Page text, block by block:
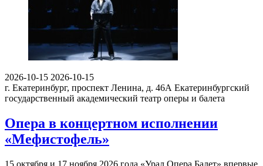
2026-10-15 2026-10-15
г. Екатеринбург, проспект Ленина, д. 46А Екатеринбургский
государственный академический театр оперы и балета
Опера в концертном исполнении
«Мефистофель»
15 октября и 17 ноября 2026 года «Урал Опера Балет» впервые